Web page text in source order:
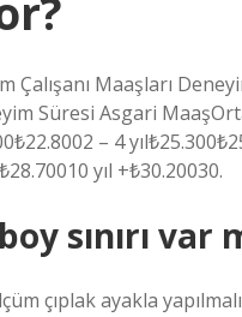
Çalışanı Maaşları
Süresi Asgari
– 4
yıl +₺30.20030.
sınırı var
çıplak ayakla